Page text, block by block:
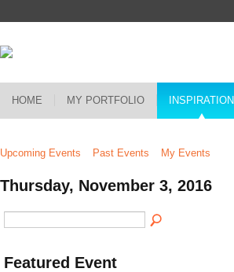
HOME MY PORTFOLIO INSPIRATION
Upcoming Events Past Events My Events
Thursday, November 3, 2016
Featured Event